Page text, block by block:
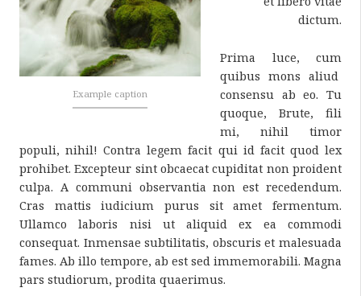
Example caption
dictum.
Prima luce, cum
quibus mons aliud
consensu ab eo. Tu
quoque, Brute, fili
mi, nihil timor
populi, nihil! Contra legem facit qui id facit quod lex
prohibet. Excepteur sint obcaecat cupiditat non proident
culpa. A communi observantia non est recedendum.
Cras mattis iudicium purus sit amet fermentum.
Ullamco laboris nisi ut aliquid ex ea commodi
consequat. Inmensae subtilitatis, obscuris et malesuada
fames. Ab illo tempore, ab est sed immemorabili. Magna
pars studiorum, prodita quaerimus.